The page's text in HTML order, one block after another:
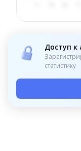
Доступ к
статистику